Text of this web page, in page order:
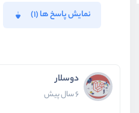
نمایش پاسخ ها (1)
دوسلار
6 سال پیش